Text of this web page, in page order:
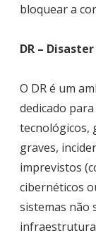
bloquear a
DR –
O DR é um
dedicado
tecnológicos,
graves,
imprevistos
cibernéticos
sistemas não
infraestrutura